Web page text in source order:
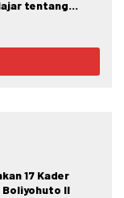
tentang
17 Kader
Boliyohuto II